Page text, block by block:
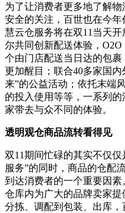
为了让消费者更多地了解
安全的关注，百世也在今
慧云仓服务将在双11当天
尔共同创新配送体验，
个由门店配送当日达的包
更加醒目；联合40多家国
来”的公益活动；依托末端
的投入使用等等，一系列
家带去与众不同的体验。
透明观仓商品流转看得见
双11期间忙碌的其实不仅
服务”的同时，商品的仓配
到达消费者的一个重要因
仓库内为广大的品牌卖家
分拣、调配到包装、出库